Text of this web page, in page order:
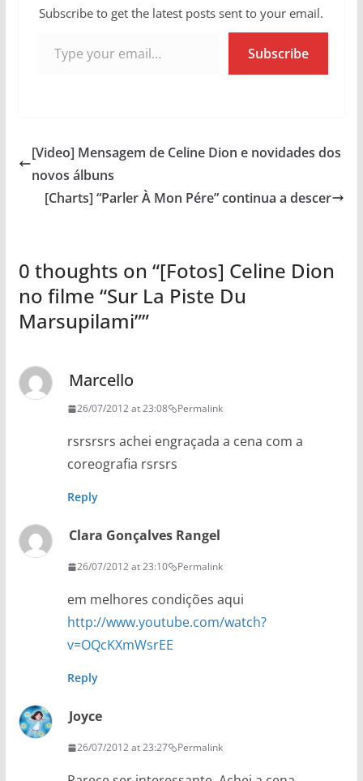
Subscribe to get the latest posts sent to your email.
Subscribe
[Video] Mensagem de Celine Dion e novidades dos
novos álbuns
[Charts] “Parler À Mon Pére” continua a descer
0 thoughts on “[Fotos] Celine Dion
no filme “Sur La Piste Du
Marsupilami””
Marcello
26/07/2012 at 23:08 Permalink
rsrsrsrs achei engraçada a cena com a
coreografia rsrsrs
Reply
Clara Gonçalves Rangel
26/07/2012 at 23:10 Permalink
em melhores condições aqui
http://www.youtube.com/watch?
v=OQcKXmWsrEE
Reply
Joyce
26/07/2012 at 23:27 Permalink